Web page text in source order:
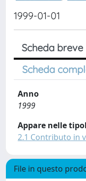
1999-01-01
Scheda breve
Scheda
Anno
1999
Appare nelle
2.1 Contributo in
File in questo